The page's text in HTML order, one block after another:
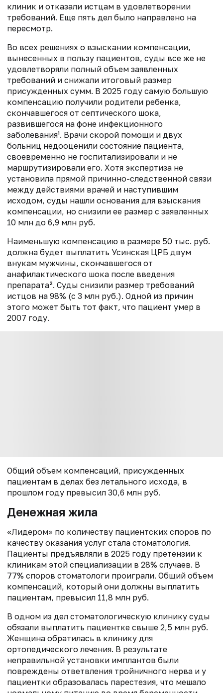
клиник и отказали истцам в удовлетворении
требований. Еще пять дел было направлено на
пересмотр.
Во всех решениях о взыскании компенсации,
вынесенных в пользу пациентов, суды все же не
удовлетворяли полный объем заявленных
требований и снижали итоговый размер
присужденных сумм. В 2025 году самую большую
компенсацию получили родители ребенка,
скончавшегося от септического шока,
развившегося на фоне инфекционного
заболевания¹. Врачи скорой помощи и двух
больниц недооценили состояние пациента,
своевременно не госпитализировали и не
маршрутизировали его. Хотя экспертиза не
установила прямой причинно-следственной связи
между действиями врачей и наступившим
исходом, суды нашли основания для взыскания
компенсации, но снизили ее размер с заявленных
10 млн до 6,9 млн руб.
Наименьшую компенсацию в размере 50 тыс. руб.
должна будет выплатить Усинская ЦРБ двум
внукам мужчины, скончавшегося от
анафилактического шока после введения
препарата². Суды снизили размер требований
истцов на 98% (с 3 млн руб.). Одной из причин
этого может быть тот факт, что пациент умер в
2007 году.
Общий объем компенсаций, присужденных
пациентам в делах без летального исхода, в
прошлом году превысил 30,6 млн руб.
Денежная жила
«Лидером» по количеству пациентских споров по
качеству оказания услуг стала стоматология.
Пациенты предъявляли в 2025 году претензии к
клиникам этой специализации в 28% случаев. В
77% споров стоматологи проиграли. Общий объем
компенсаций, который они должны выплатить
пациентам, превысил 11,8 млн руб.
В одном из дел стоматологическую клинику суды
обязали выплатить пациентке свыше 2,5 млн руб.
Женщина обратилась в клинику для
ортопедического лечения. В результате
неправильной установки имплантов были
повреждены ответвления тройничного нерва и у
пациентки образовалась парестезия, что мешало